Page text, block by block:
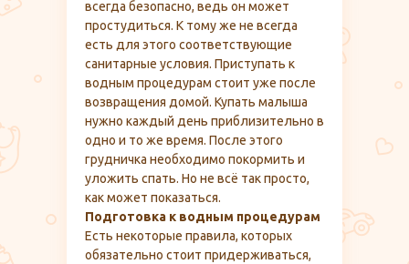
всегда безопасно, ведь он может
простудиться. К тому же не всегда
есть для этого соответствующие
санитарные условия. Приступать к
водным процедурам стоит уже после
возвращения домой. Купать малыша
нужно каждый день приблизительно в
одно и то же время. После этого
грудничка необходимо покормить и
уложить спать. Но не всё так просто,
как может показаться.
Подготовка к водным процедурам
Есть некоторые правила, которых
обязательно стоит придерживаться,